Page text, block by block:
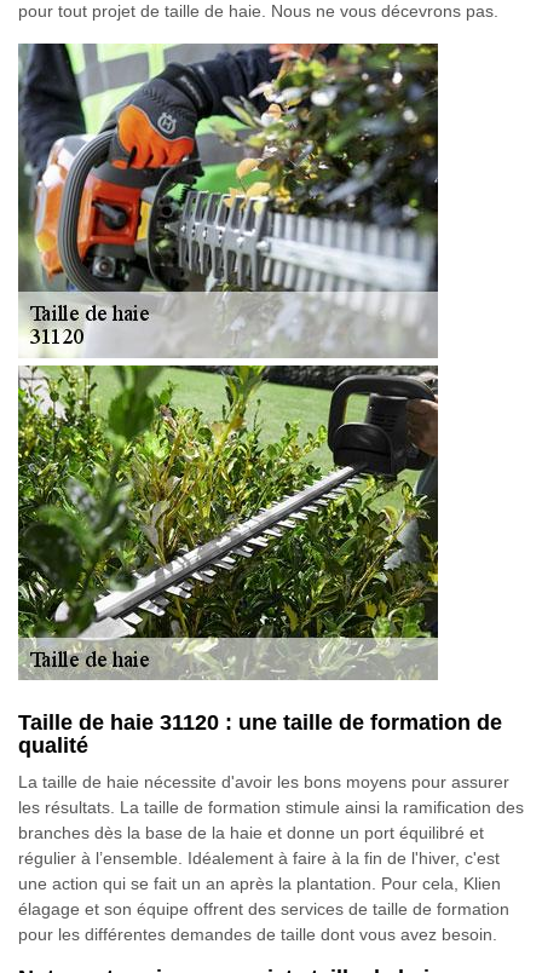
pour tout projet de taille de haie. Nous ne vous décevrons pas.
Taille de haie 31120 : une taille de formation de
qualité
La taille de haie nécessite d'avoir les bons moyens pour assurer
les résultats. La taille de formation stimule ainsi la ramification des
branches dès la base de la haie et donne un port équilibré et
régulier à l’ensemble. Idéalement à faire à la fin de l'hiver, c'est
une action qui se fait un an après la plantation. Pour cela, Klien
élagage et son équipe offrent des services de taille de formation
pour les différentes demandes de taille dont vous avez besoin.